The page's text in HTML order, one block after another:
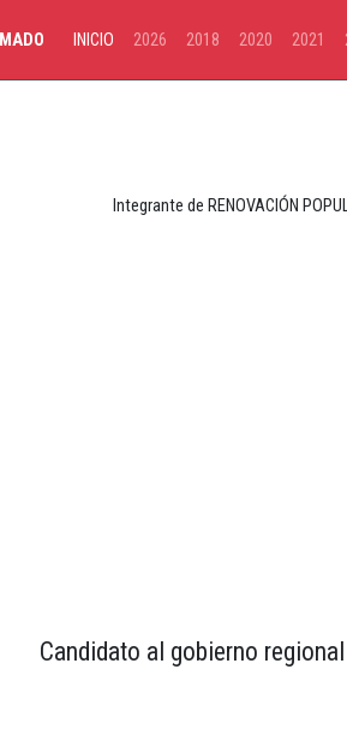
INICIO 2026 2018 2020 2021
Integrante de RENOVACIÓN
Candidato al gobierno